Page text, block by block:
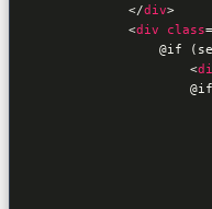
</div>
<div class=
@if
<